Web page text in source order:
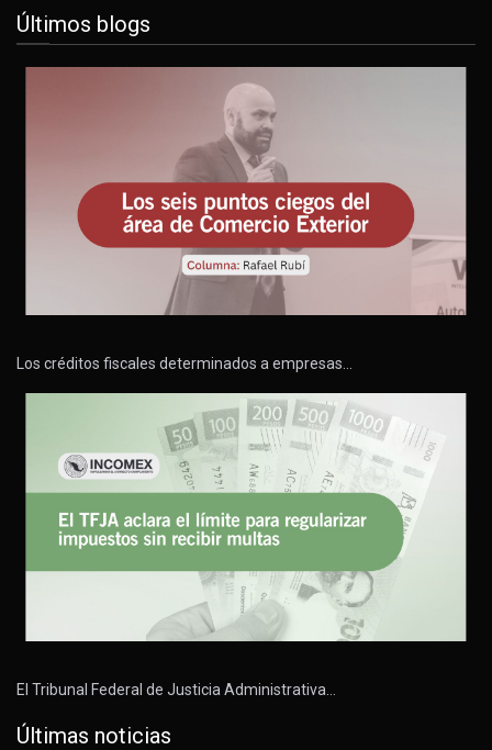
Últimos blogs
Los créditos fiscales determinados a empresas…
El Tribunal Federal de Justicia Administrativa…
Últimas noticias